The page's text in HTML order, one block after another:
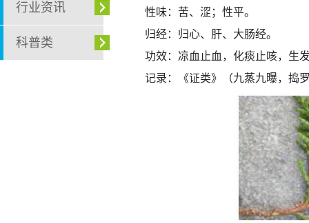
行业资讯
科普类
性味：苦、涩；性平。
归经：归心、肝、大肠经。
功效：凉血止血，化痰止咳，生
记录：《证类》（九蒸九曝，捣